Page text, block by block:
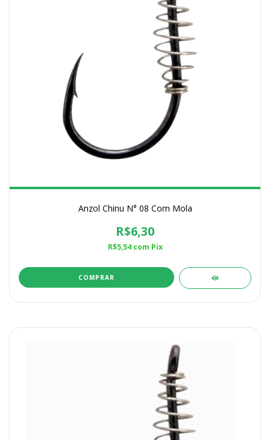
Anzol Chinu N° 08 Com Mola
R$6,30
R$5,54 com Pix